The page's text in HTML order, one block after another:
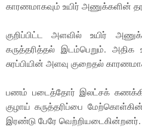
காரணமாகவும் உயிர் அணுக்களின்
குறிப்பிட்ட அளவில் உயிர்
கருத்தரித்தல் இடம்பெறும்.
சுரப்பியின் அளவு குறைதல்
பணம் படைத்தோர் இலட்சக்
குழாய் கருத்தரிப்பை
இரண்டு பேரே வெற்றியடைகின்றனர்.